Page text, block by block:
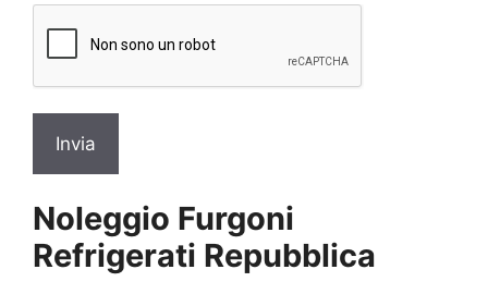
Noleggio Furgoni
Refrigerati Repubblica